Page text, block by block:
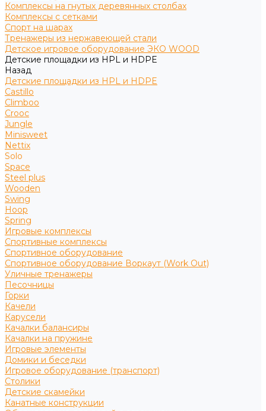
Комплексы на гнутых деревянных столбах
Комплексы с сетками
Спорт на шарах
Тренажеры из нержавеющей стали
Детское игровое оборудование ЭКО WOOD
Детские площадки из HPL и HDPE
Назад
Детские площадки из HPL и HDPE
Castillo
Climboo
Crooc
Jungle
Minisweet
Nettix
Solo
Space
Steel plus
Wooden
Swing
Hoop
Spring
Игровые комплексы
Спортивные комплексы
Спортивное оборудование
Спортивное оборудование Воркаут (Work Out)
Уличные тренажеры
Песочницы
Горки
Качели
Карусели
Качалки балансиры
Качалки на пружине
Игровые элементы
Домики и беседки
Игровое оборудование (транспорт)
Столики
Детские скамейки
Канатные конструкции